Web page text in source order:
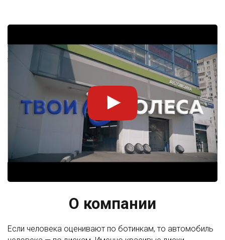
О компании
Если человека оценивают по ботинкам, то автомобиль